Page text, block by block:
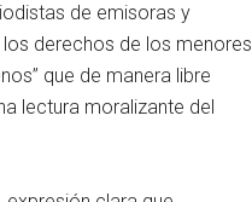
de emisoras y
derechos de los menores
que de manera libre
lectura moralizante del